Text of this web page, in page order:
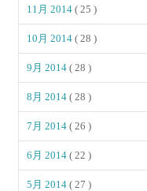
11月 2014( 25 )
10月 2014( 28 )
9月 2014( 28 )
8月 2014( 28 )
7月 2014( 26 )
6月 2014( 22 )
5月 2014( 27 )